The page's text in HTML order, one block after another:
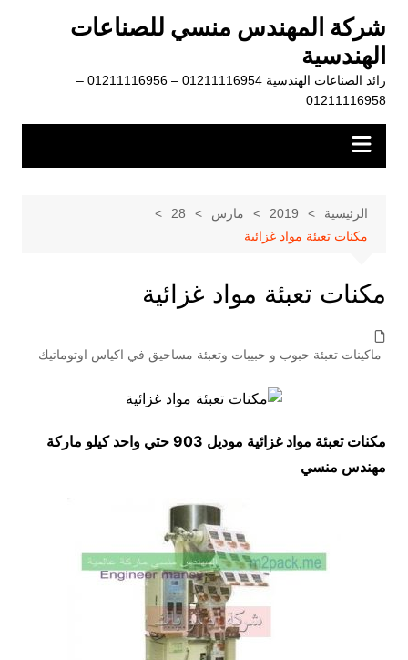
المحتوى
شركة المهندس منسي للصناعات
الهندسية
رائد الصناعات الهندسية 01211116954 – 01211116956 –
01211116958
الرئيسية 2019 مارس
28
مكنات تعبئة مواد غزائية
مكنات تعبئة مواد غزائية
ماكينات تعبئة حبوب و حبيبات وتعبئة مساحيق في اكياس اوتوماتيك
مكنات تعبئة مواد غزائية موديل 903 حتي واحد كيلو ماركة
مهندس منسي